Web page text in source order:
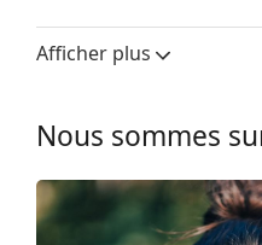
Taille:
Largeur des verres:
Largeur du pont:
Poids:
Plaquettes de nez
Afficher plus
Nous sommes